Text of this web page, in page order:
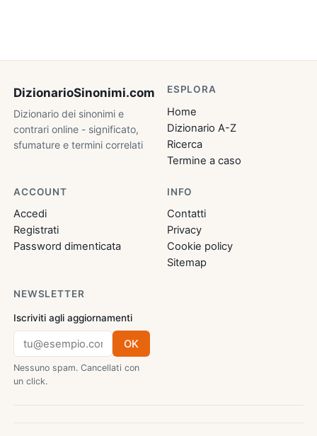
DizionarioSinonimi.com
Dizionario dei sinonimi e
contrari online - significato,
sfumature e termini correlati
ESPLORA
Home
Dizionario A-Z
Ricerca
Termine a caso
ACCOUNT
Accedi
Registrati
Password dimenticata
INFO
Contatti
Privacy
Cookie policy
Sitemap
NEWSLETTER
Iscriviti agli aggiornamenti
OK
Nessuno spam. Cancellati con
un click.